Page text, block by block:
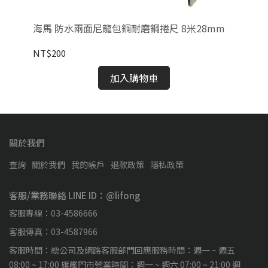
海馬 防水兩面尼龍包鋼耐磨鋼捲尺 8米28mm
NT$200
加入購物車
關於我們
查詢 關於我們 我的帳戶 退款政策 隱私政策
客服/業務聯絡 LINE ID：@lifong
客服專線：03-4586666
客服傳真：03-4587966
客服時間：總公司及網路客服部門回應服務時間：週一 ~ 週五
08:00 ~ 17:00 旗艦門市營業時間：週一 ~ 週六 07:00 ~ 21:00 週